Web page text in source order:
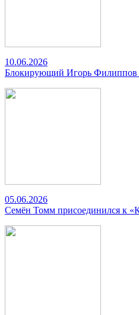
10.06.2026
Блокирующий Игорь Филиппов
05.06.2026
Семён Томм присоединился к